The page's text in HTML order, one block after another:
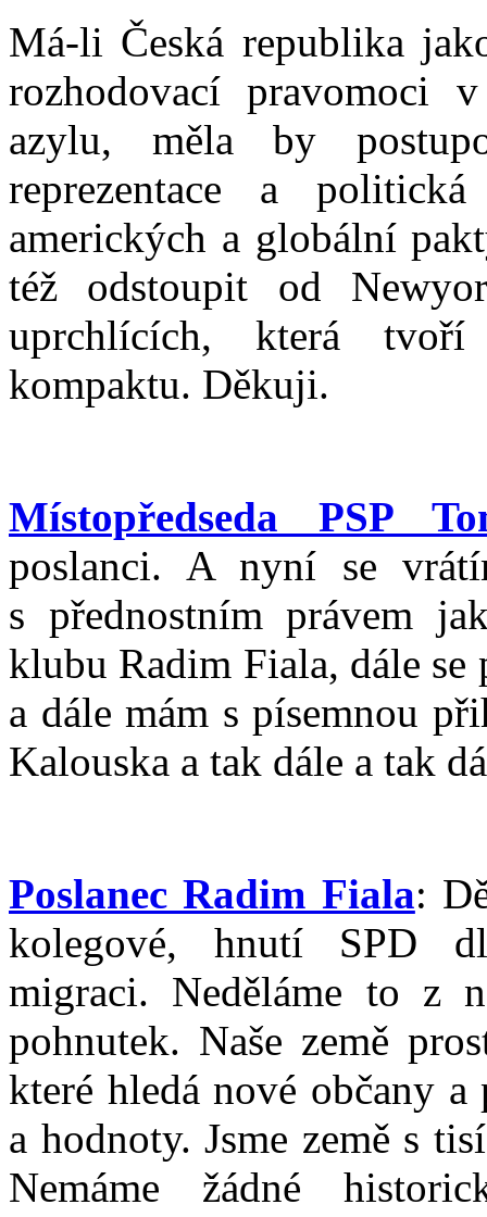
Má-li Česká republika
rozhodovací pravomoci
azylu, měla by
reprezentace a
amerických a globální
též odstoupit od
uprchlících, která tvoří
kompaktu. Děkuji.
Místopředseda PSP
poslanci. A nyní se
s přednostním právem
klubu Radim Fiala, dále
a dále mám s písemnou
Kalouska a tak dále a tak
Poslanec Radim Fiala:
kolegové, hnutí SPD
migraci. Neděláme to z
pohnutek. Naše země
které hledá nové občany
a hodnoty. Jsme země s
Nemáme žádné